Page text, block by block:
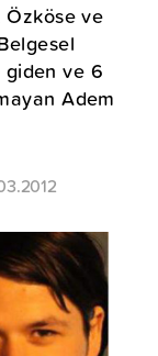
Özköse ve
giden ve 6
Adem